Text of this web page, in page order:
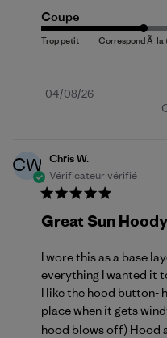
Coupe
Date
04/08/26
CW Chris W.
Vérificateur vérifié
Great Sun
I wore this as a base
everything I wanted it
I like the hood button-
place when it gets
hood blows off) Hood